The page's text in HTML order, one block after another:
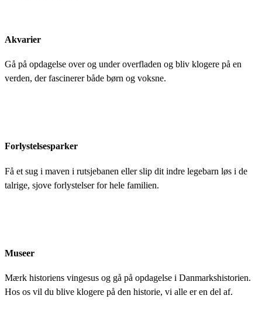
Akvarier
Gå på opdagelse over og under overfladen og bliv klogere på en
verden, der fascinerer både børn og voksne.
Forlystelsesparker
Få et sug i maven i rutsjebanen eller slip dit indre legebarn løs i de
talrige, sjove forlystelser for hele familien.
Museer
Mærk historiens vingesus og gå på opdagelse i Danmarkshistorien.
Hos os vil du blive klogere på den historie, vi alle er en del af.